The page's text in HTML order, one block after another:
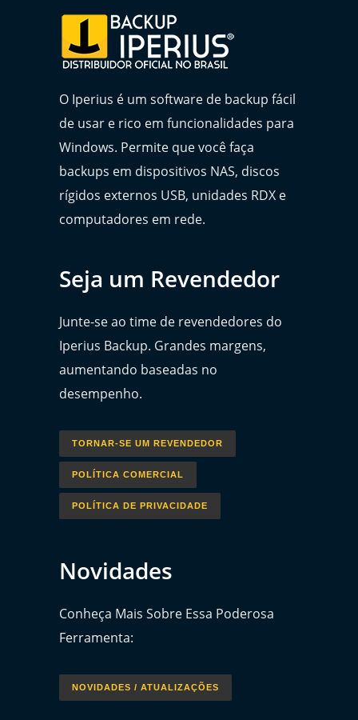
O Iperius é um software de backup fácil
de usar e rico em funcionalidades para
Windows. Permite que você faça
backups em dispositivos NAS, discos
rígidos externos USB, unidades RDX e
computadores em rede.
Seja um Revendedor
Junte-se ao time de revendedores do
Iperius Backup. Grandes margens,
aumentando baseadas no
desempenho.
TORNAR-SE UM REVENDEDOR
POLÍTICA COMERCIAL
POLÍTICA DE PRIVACIDADE
Novidades
Conheça Mais Sobre Essa Poderosa
Ferramenta:
NOVIDADES / ATUALIZAÇÕES